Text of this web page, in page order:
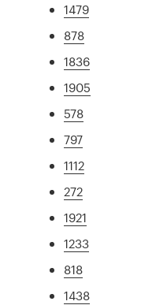
1479
878
1836
1905
578
797
1112
272
1921
1233
818
1438